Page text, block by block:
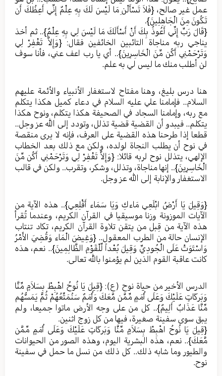
عمل غير صالح، {فَلاَ تَسْأَلْنِ مَا لَيْسَ لَكَ بِهِ عِلْمٌ إِنِّي أَعِظُكَ أَن
تَكُونَ مِنَ الْجَاهِلِينَ}.
{قَالَ رَبِّ إِنِّي أَعُوذُ بِكَ أَنْ أَسْأَلَكَ مَا لَيْسَ لِي بِهِ عِلْمٌ}.. ثم أخذ
يناجي ربه مناجاة التائبين الخائفين فقال: {وَإِلاَّ تَغْفِرْ لِي
وَتَرْحَمْنِي أَكُن مِّنَ الْخَاسِرِينَ}.. أي يا رب اعف عني، فأنا سوف
لن أطلب منك ما ليس لي به علم.
هنا درس بليغ، وهنا مفتاح لاستغفار الأنبياء والأئمة عليهم
السلام.. فإمامنا علي عليه السلام في دعاء كميل هكذا يتكلم
مع ربه، وإمامنا السجاد في الصحيفة هكذا يتكلم، ونوح هكذا
يتكلم.. فيبدو أن القضية قضية تذلل، وتودد إلى الله عز وجل..
قطعا إذا طرحنا هذه القضية على العرف، فإنه لا يرى منقصة
في نوح أن يطلب النجاة لولده، ولكن مع ذلك بعد الخطاب
الإلهي، يتذلل نوح لربه قائلا: {وَإِلاَّ تَغْفِرْ لِي وَتَرْحَمْنِي أَكُن مِّنَ
الْخَاسِرِينَ}.. إنها مناجاة، وتذلل، وشكر، وتقرب.. ولكن في قالب
الاستغفار والإنابة إلى الله عز وجل.
{وَقِيلَ يَا أَرْضُ ابْلَعِي مَاءكِ وَيَا سَمَاء أَقْلِعِي}.. هذه الآية من
الآيات الموزونة وزنا موسيقيا في القرآن الكريم، وعندما تُقرأ
هذه الآية من قِبل من يتقن تلاوة القرآن الكريم، تكاد تنتاب
الإنسان حالة من الطرب المعقول.. {وَغِيضَ الْمَاء وَقُضِيَ الأَمْرُ
وَاسْتَوَتْ عَلَى الْجُودِيِّ وَقِيلَ بُعْداً لِّلْقَوْمِ الظَّالِمِينَ}.. نعم، هذه
كانت عاقبة القوم الذين لم يؤمنوا بالله تعالى.
الدرس الأخير من حياة نوح (ع): {قِيلَ يَا نُوحُ اهْبِطْ بِسَلاَمٍ مِّنَّا
وَبَركَاتٍ عَلَيْكَ وَعَلَى أُمَمٍ مِّمَّن مَّعَكَ وَأُمَمٌ سَنُمَتِّعُهُمْ ثُمَّ يَمَسُّهُم
مِّنَّا عَذَابٌ أَلِيمٌ}.. كل من على وجه الأرض ماتوا جميعا، ولم
يبق سوى سفينة صغيرة، فيها من كل زوج اثنين.
{قِيلَ يَا نُوحُ اهْبِطْ بِسَلاَمٍ مِّنَّا وَبَركَاتٍ عَلَيْكَ وَعَلَى أُمَمٍ مِّمَّن
مَّعَكَ}.. نعم، هذه البشرية اليوم، وهذه الصور من الحيوانات
والطيور وما شابه ذلك.. كل ذلك من نسل ما حمل في سفينة
نوح.